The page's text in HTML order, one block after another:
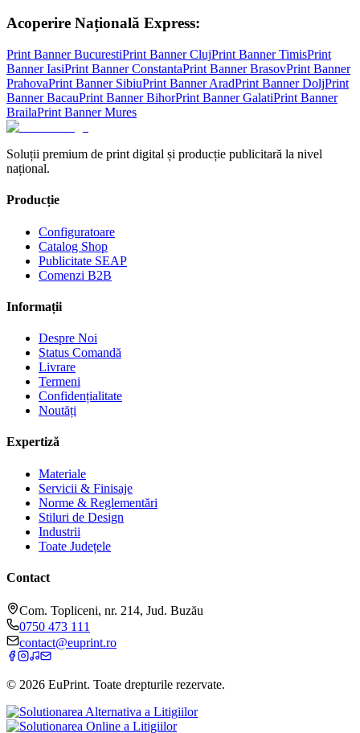
Acoperire Națională Express:
Print BannerBucurestiPrint BannerClujPrint BannerTimisPrint
BannerIasiPrint BannerConstantaPrint BannerBrasovPrint Banner
PrahovaPrint Banner SibiuPrint BannerAradPrint BannerDoljPrint
BannerBacauPrint BannerBihorPrint BannerGalatiPrint Banner
BrailaPrint BannerMures
Soluții premium de print digital și producție publicitară la nivel
național.
Producție
Configuratoare
Catalog Shop
Publicitate SEAP
Comenzi B2B
Informații
Despre Noi
Status Comandă
Livrare
Termeni
Confidențialitate
Noutăți
Expertiză
Materiale
Servicii & Finisaje
Norme & Reglementări
Stiluri de Design
Industrii
Toate Județele
Contact
Com. Topliceni, nr. 214, Jud. Buzău
0750 473 111
contact@euprint.ro
© 2026 EuPrint. Toate drepturile rezervate.